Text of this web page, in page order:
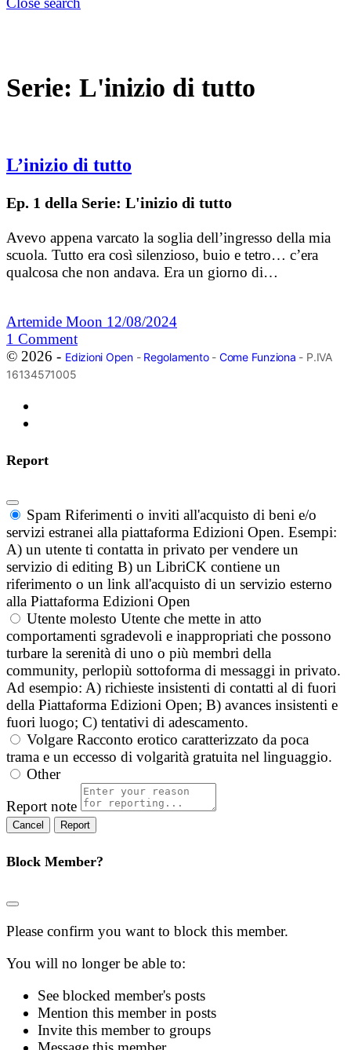
Serie: L'inizio di tutto
L’inizio di tutto
Ep. 1 della Serie: L'inizio di tutto
Avevo appena varcato la soglia dell’ingresso della mia
scuola. Tutto era così silenzioso, buio e tetro… c’era
qualcosa che non andava. Era un giorno di…
Artemide Moon 12/08/2024
1 Comment
© 2026 - Edizioni Open- Regolamento- Come Funziona - P.IVA
16134571005
Report
Spam Riferimenti o inviti all'acquisto di beni e/o
servizi estranei alla piattaforma Edizioni Open. Esempi:
A) un utente ti contatta in privato per vendere un
servizio di editing B) un LibriCK contiene un
riferimento o un link all'acquisto di un servizio esterno
alla Piattaforma Edizioni Open
Utente molesto Utente che mette in atto
comportamenti sgradevoli e inappropriati che possono
turbare la serenità di uno o più membri della
community, perlopiù sottoforma di messaggi in privato.
Ad esempio: A) richieste insistenti di contatti al di fuori
della Piattaforma Edizioni Open; B) avances insistenti e
fuori luogo; C) tentativi di adescamento.
Volgare Racconto erotico caratterizzato da poca
trama e un eccesso di volgarità gratuita nel linguaggio.
Other
Report note
Report
Block Member?
Please confirm you want to block this member.
You will no longer be able to:
See blocked member's posts
Mention this member in posts
Invite this member to groups